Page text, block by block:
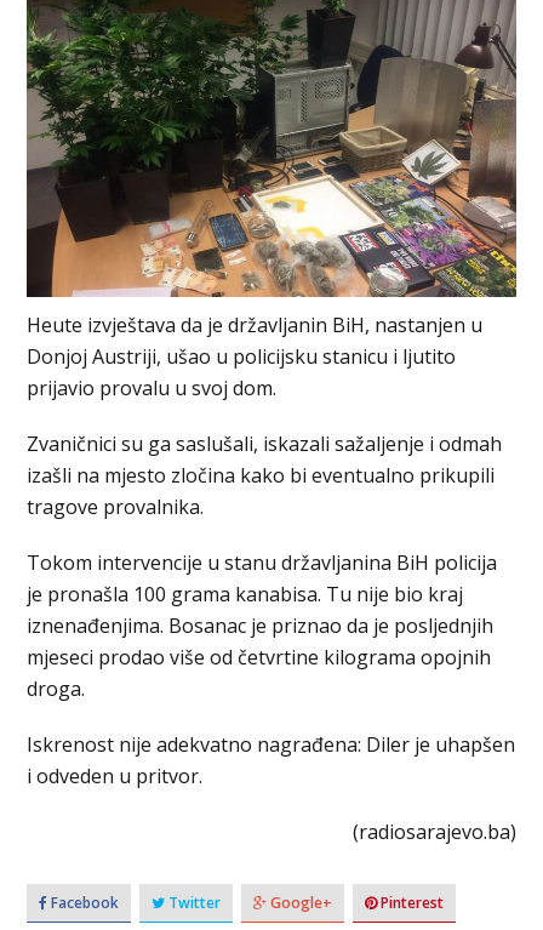
Heute izvještava da je državljanin BiH, nastanjen u
Donjoj Austriji, ušao u policijsku stanicu i ljutito
prijavio provalu u svoj dom.
Zvaničnici su ga saslušali, iskazali sažaljenje i odmah
izašli na mjesto zločina kako bi eventualno prikupili
tragove provalnika.
Tokom intervencije u stanu državljanina BiH policija
je pronašla 100 grama kanabisa. Tu nije bio kraj
iznenađenjima. Bosanac je priznao da je posljednjih
mjeseci prodao više od četvrtine kilograma opojnih
droga.
Iskrenost nije adekvatno nagrađena: Diler je uhapšen
i odveden u pritvor.
(radiosarajevo.ba)
Facebook Twitter Google+ Pinterest